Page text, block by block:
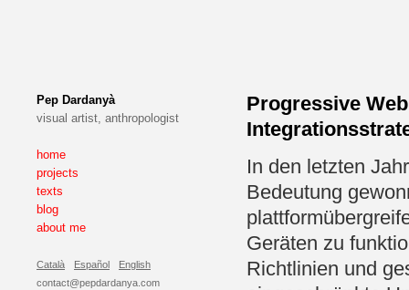
Pep Dardanyà
visual artist, anthropologist
home
projects
texts
blog
about me
Català Español
English
contact@pepdardanya.com
Progressive
In den letzten
Bedeutung
Geräten zu
Richtlinien und